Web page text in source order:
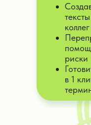
коллег
риски
в 1
Практические